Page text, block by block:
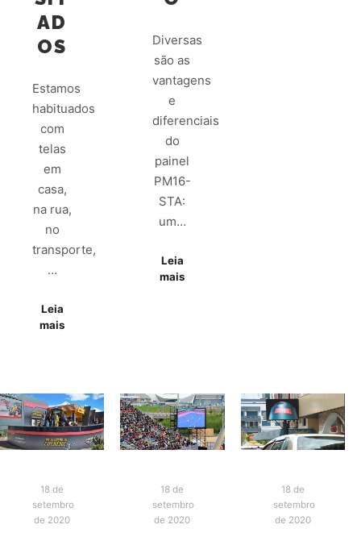
AD
OS
Estamos
habituados
com
telas
em
casa,
na rua,
no
transporte,
…
Leia
mais
Diversas
são as
vantagens
e
diferenciais
do
painel
PM16-
STA:
um…
Leia
mais
18 de
setembro
de 2020
18 de
setembro
de 2020
18 de
setembro
de 2020